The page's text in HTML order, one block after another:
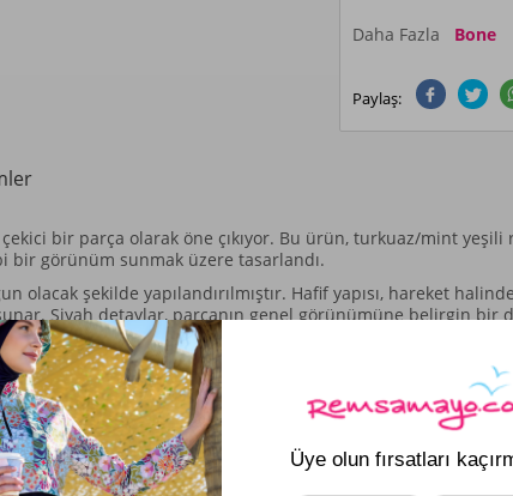
Daha Fazla Bone
Paylaş:
bir parça olarak öne çıkıyor. Bu ürün, turkuaz/mint
bir görünüm sunmak üzere tasarlandı.
olacak şekilde yapılandırılmıştır. Hafif yapısı, hareket
Siyah detaylar, parçanın genel görünümüne belirgin bir
kıyafetlerinize stil katmak için düşünülebilir. Düz desen
birleştirildiğinde stilinizi tamamlamada esneklik
vurgular içerir.
oluşturur.
bir yapıdadır.